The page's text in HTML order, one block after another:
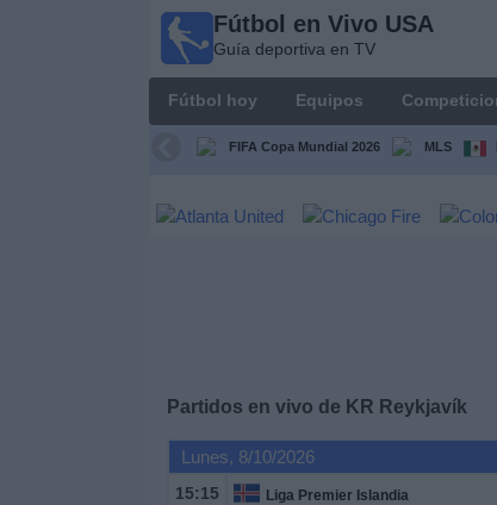
Fútbol en Vivo USA
Guía deportiva en TV
Fútbol hoy Equipos
FIFA Copa Mundial 2026 MLS
Partidos en vivo de KR Reykjavík
Lunes, 8/10/2026
15:15 Liga Premier Islandia